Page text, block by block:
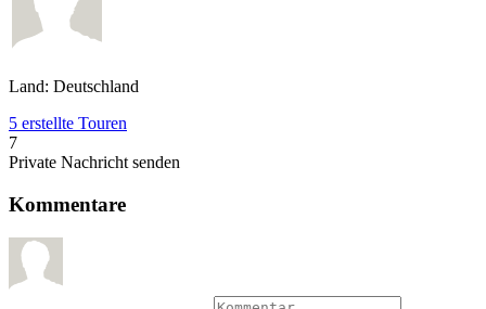
Land: Deutschland
5 erstellte Touren
7
Private Nachricht senden
Kommentare